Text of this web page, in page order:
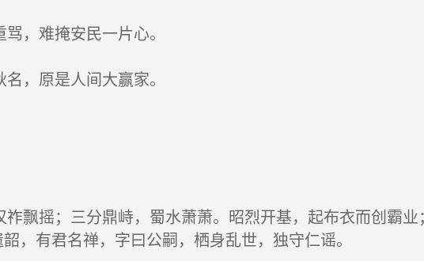
，难掩安民一片心。
，原是人间大赢家。
飘摇；三分鼎峙，蜀水萧萧。昭烈开基，起布衣而创霸
，有君名禅，字曰公嗣，栖身乱世，独守仁谣。